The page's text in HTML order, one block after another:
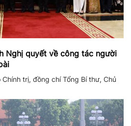
Nghị quyết về công tác người
trị, đồng chí Tổng Bí thư, Chủ